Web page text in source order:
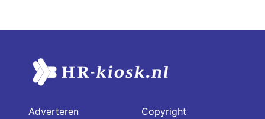
Adverteren
Copyright